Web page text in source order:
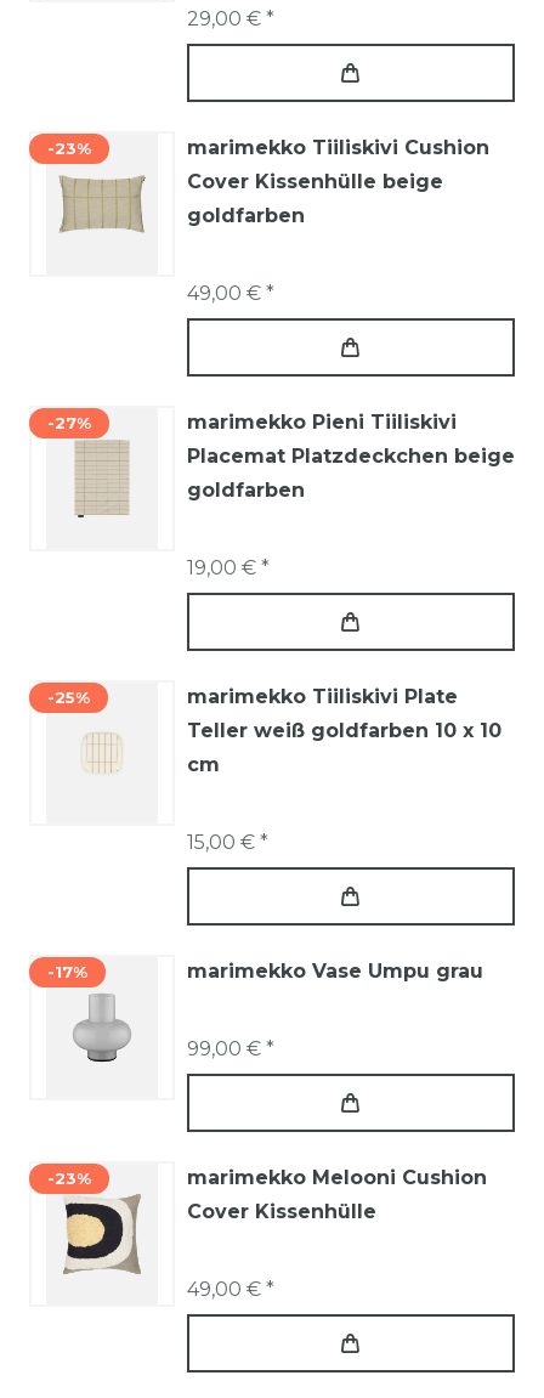
29,00 € *
-23%
marimekko Tiiliskivi Cushion
Cover Kissenhülle beige
goldfarben
49,00 € *
-27%
marimekko Pieni Tiiliskivi
Placemat Platzdeckchen beige
goldfarben
19,00 € *
-25%
marimekko Tiiliskivi Plate
Teller weiß goldfarben 10 x 10
cm
15,00 € *
-17% marimekko Vase Umpu grau
99,00 € *
-23%
marimekko Melooni Cushion
Cover Kissenhülle
49,00 € *